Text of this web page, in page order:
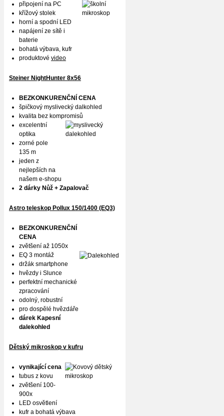
připojení na PC
křížový stolek
horní a spodní LED
napájení ze sítě i
baterie
bohatá výbava, kufr
produktové video
Steiner NightHunter 8x56
BEZKONKURENČNÍ CENA
špičkový myslivecký dalkohled
kvalita bez kompromisů
excelentní
optika
zorné pole
135 m
jeden z
nejlepších na
našem e-shopu
2 dárky Nůž + Zapalovač
Astro teleskop Pollux 150/1400 (EQ3)
BEZKONKURENČNÍ
CENA
zvětšení až 1050x
EQ 3 montáž
držák smartphone
hvězdy i Slunce
perfektní mechanické
zpracování
odolný, robustní
pro dospělé hvězdáře
dárek Kapesní
dalekohled
Dětský mikroskop v kufru
vynikající cena
tubus z kovu
zvětšení 100-
900x
LED osvětlení
kufr a bohatá výbava